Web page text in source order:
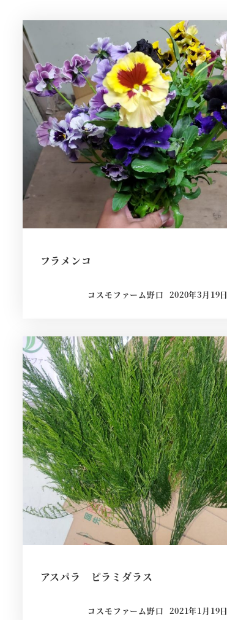
フラメンコ
コスモファーム野口 2020年3月19日
アスパラ ピラミダラス
コスモファーム野口 2021年1月19日